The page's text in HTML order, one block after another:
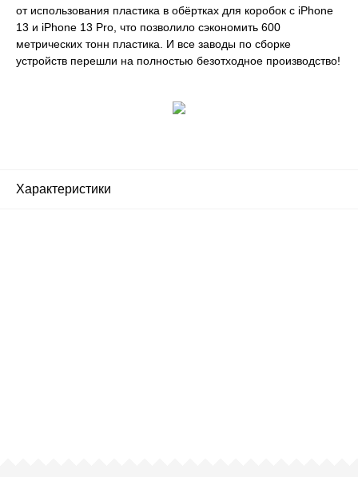
от использования пластика в обёртках для коробок с iPhone
13 и iPhone 13 Pro, что позволило сэкономить 600
метрических тонн пластика. И все заводы по сборке
устройств перешли на полностью безотходное производство!
Характеристики